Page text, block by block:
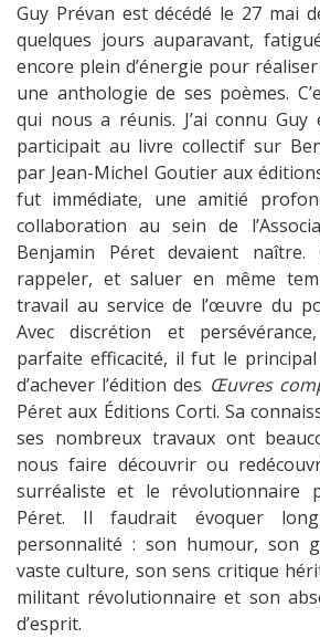
Guy Prévan est décédé le 27 mai
quelques jours auparavant,
encore plein d’énergie pour
une anthologie de ses poèmes.
qui nous a réunis. J’ai connu Guy
participait au livre collectif sur
par Jean-Michel Goutier aux
fut immédiate, une amitié
collaboration au sein de
Benjamin Péret devaient naître.
rappeler, et saluer en même
travail au service de l’œuvre du
Avec discrétion et
parfaite efficacité, il fut le
d’achever l’édition des Œuvres
Péret aux Éditions Corti. Sa
ses nombreux travaux ont
nous faire découvrir ou
surréaliste et le révolutionnaire
Péret. Il faudrait évoquer
personnalité : son humour, son
vaste culture, son sens critique
militant révolutionnaire et son
d’esprit.